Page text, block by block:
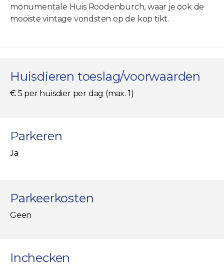
monumentale Huis Roodenburch, waar je ook de
mooiste vintage vondsten op de kop tikt.
Huisdieren toeslag/voorwaarden
€ 5 per huisdier per dag (max. 1)
Parkeren
Ja
Parkeerkosten
Geen
Inchecken